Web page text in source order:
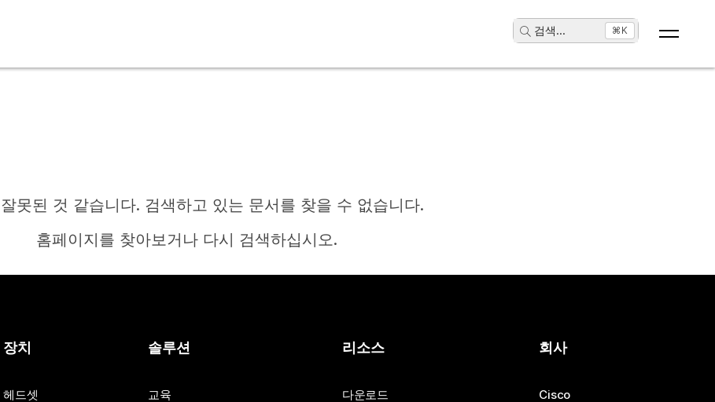
검색... ⌘K
못된 것 같습니다. 검색하고 있는 문서를 찾을 수 없습니다.
홈페이지를 찾아보거나 다시 검색하십시오.
답변이 필요하십니까?
질문 제출
장치
헤드셋
솔루션
교육
리소스
다운로드
회사
Cisco